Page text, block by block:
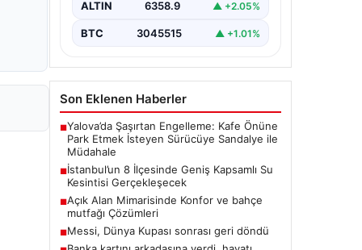
ALTIN 6358.9 ▲ +2.05%
BTC 3045515 ▲ +1.01%
Son Eklenen Haberler
■Yalova’da Şaşırtan Engelleme: Kafe Önüne
Park Etmek İsteyen Sürücüye Sandalye ile
Müdahale
■İstanbul’un 8 İlçesinde Geniş Kapsamlı Su
Kesintisi Gerçekleşecek
■Açık Alan Mimarisinde Konfor ve bahçe
mutfağı Çözümleri
■Messi, Dünya Kupası sonrası geri döndü